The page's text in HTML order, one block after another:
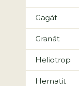
Gagát
Granát
Heliotrop
Hematit